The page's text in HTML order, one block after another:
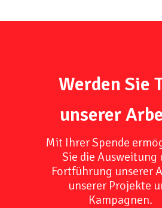
Werden Sie
unserer
Mit Ihrer Spende
Sie die Ausweitung
Fortführung unserer
unserer Projekte
Kampagnen.